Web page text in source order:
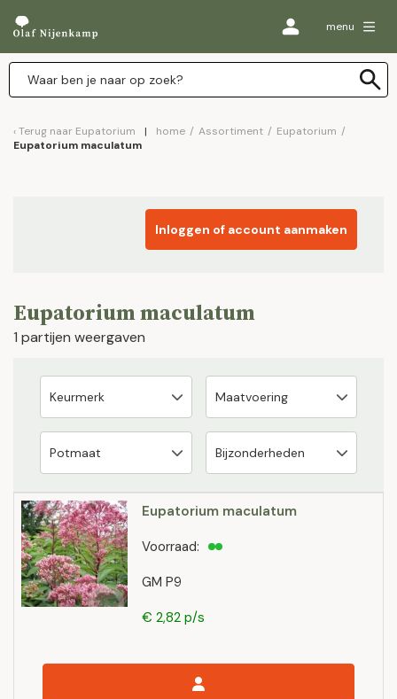
menu
Terug naar Eupatorium home / Assortiment / Eupatorium /
Eupatorium maculatum
Inloggen of account aanmaken
Eupatorium maculatum
1 partijen weergaven
Eupatorium maculatum
GM P9
Voorraad:
€ 2,82 p/s